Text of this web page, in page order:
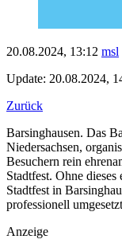
20.08.2024, 13:12 msl
Update: 20.08.2024,
Zurück
Barsinghausen. Das
Niedersachsen,
Besuchern rein
Stadtfest. Ohne
Stadtfest in
professionell
Anzeige